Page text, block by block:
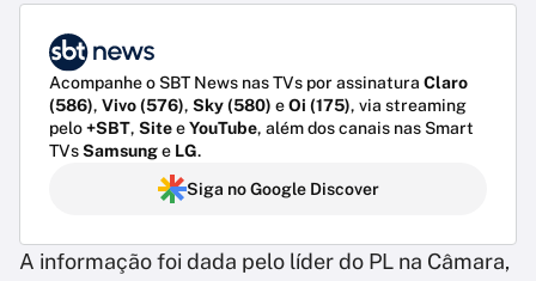
Acompanhe o SBT News nas TVs por assinatura Claro
(586), Vivo (576), Sky (580) eOi (175), via streaming
pelo+SBT, SiteeYouTube, além dos canais nas Smart
TVsSamsunge LG.
Siga no Google Discover
A informação foi dada pelo líder do PL na Câmara,